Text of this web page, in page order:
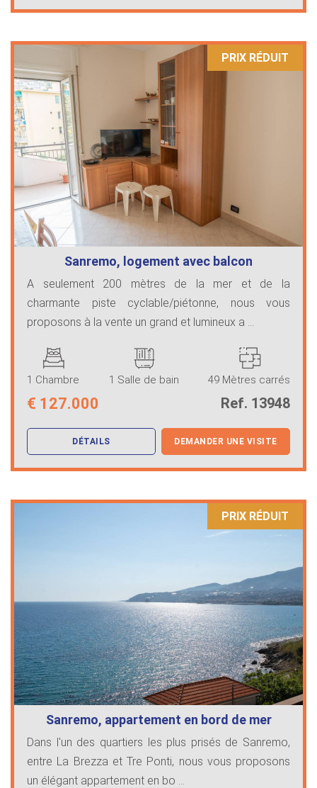
PRIX ​​RÉDUIT
Sanremo, logement avec balcon
A seulement 200 mètres de la mer et de la
charmante piste cyclable/piétonne, nous vous
proposons à la vente un grand et lumineux a ...
1 Chambre 1 Salle de bain 49 Mètres carrés
€ 127.000 Ref. 13948
DÉTAILS DEMANDER UNE VISITE
PRIX ​​RÉDUIT
Sanremo, appartement en bord de mer
Dans l'un des quartiers les plus prisés de Sanremo,
entre La Brezza et Tre Ponti, nous vous proposons
un élégant appartement en bo ...